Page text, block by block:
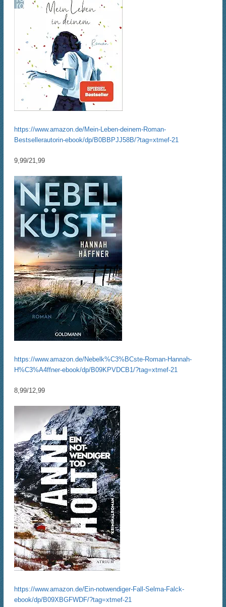
https://www.amazon.de/Mein-Leben-deinem-Roman-
Bestsellerautorin-ebook/dp/B0BBPJJ58B/?tag=xtmef-21
9,99/21,99
https://www.amazon.de/Nebelk%C3%BCste-Roman-Hannah-
H%C3%A4ffner-ebook/dp/B09KPVDCB1/?tag=xtmef-21
8,99/12,99
https://www.amazon.de/Ein-notwendiger-Fall-Selma-Falck-
ebook/dp/B09XBGFWDF/?tag=xtmef-21